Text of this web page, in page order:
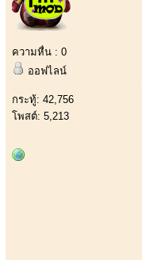
ความหื่น : 0
ออฟไลน์
กระทู้: 42,756
โพสต์: 5,213